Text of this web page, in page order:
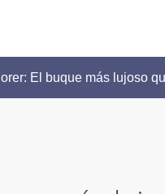
El buque más lujoso